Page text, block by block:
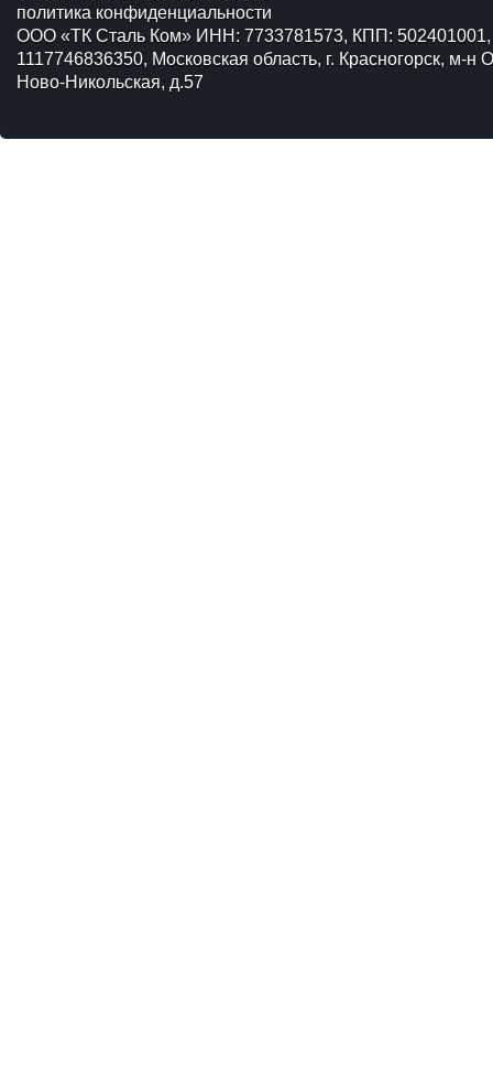
политика конфиденциальности
ООО «ТК Сталь Ком» ИНН: 7733781573, КПП:
1117746836350, Московская область, г. Красногорск, м-н
Ново-Никольская, д.57